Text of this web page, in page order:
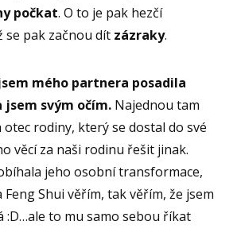
počkat. O to je pak hezčí
se pak začnou dít zázraky.
mého partnera posadila
jsem svým očím. Najednou tam
otec rodiny, který se dostal do své
věcí za naši rodinu řešit jinak.
jeho osobní transformace,
Shui věřím, tak věřím, že jsem
:D…ale to mu samo sebou říkat